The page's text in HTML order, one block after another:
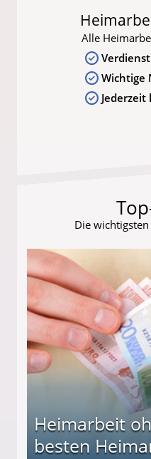
Alle
Wichtige
Die
Heimarbeit
besten